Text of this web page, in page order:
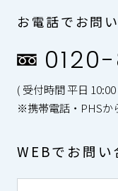
お電話でお問
( 受付時間 平日 10:00
※携帯電話・PHSか
WEBでお問い